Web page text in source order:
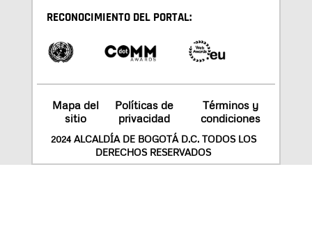
RECONOCIMIENTO DEL PORTAL:
Mapa del
sitio
Políticas de
privacidad
Términos y
condiciones
2024 ALCALDÍA DE BOGOTÁ D.C. TODOS LOS
DERECHOS RESERVADOS